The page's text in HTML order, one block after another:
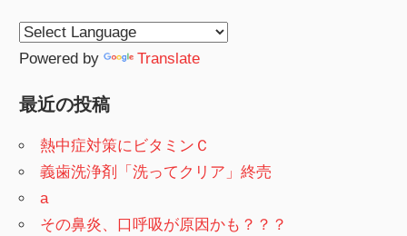
Powered by Translate
最近の投稿
熱中症対策にビタミンＣ
義歯洗浄剤「洗ってクリア」終売
a
その鼻炎、口呼吸が原因かも？？？